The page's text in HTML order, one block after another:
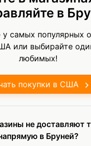
в
у самых популярных
или выбирайте
любимых!
покупки в США
не доставляют
в Бруней?